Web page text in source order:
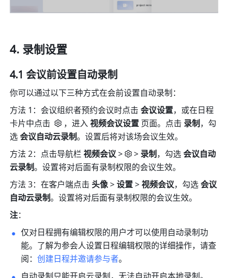
录制设置
4.1 会议前设置自动录制
你可以通过以下三种方式在会前设置自动录制：
方法 1：会议组织者预约会议时点击 会议设置，或在日程
卡片中点击
，进入 视频会议设置 页面。点击 录制，勾
选 会议自动云录制。设置后将对该场会议生效。
方法 2：点击导航栏 视频会议 > > 录制，勾选 会议自动
云录制。设置将对后面有录制权限的会议生效。
方法 3：在客户端点击 头像 > 设置 > 视频会议，勾选 会议
自动云录制。设置将对后面有录制权限的会议生效。
注：
仅对日程拥有编辑权限的用户才可以使用自动录制功
能。了解为参会人设置日程编辑权限的详细操作，请查
阅：创建日程并邀请参与者。